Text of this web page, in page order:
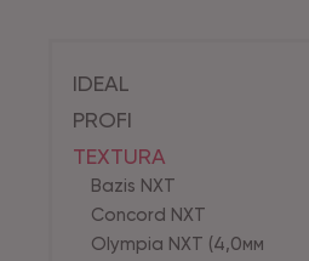
IDEAL
PROFI
TEXTURA
Bazis NXT
Concord NXT
Olympia NXT (4,0мм